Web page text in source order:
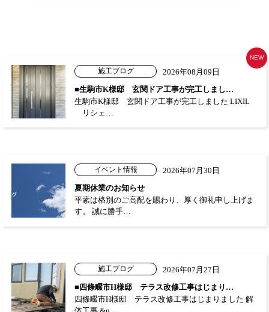
施工ブログ
2026年08月09日
■生駒市K様邸 玄関ドア工事が完工しまし…
生駒市K様邸 玄関ドア工事が完工しました LIXIL
リシェ…
NEW
イベント情報
2026年07月30日
夏期休業のお知らせ
平素は格別のご高配を賜わり、厚く御礼申し上げま
す。 誠に勝手…
施工ブログ
2026年07月27日
■四條畷市H様邸 テラス改修工事はじまり…
四條畷市H様邸 テラス改修工事はじまりました 解